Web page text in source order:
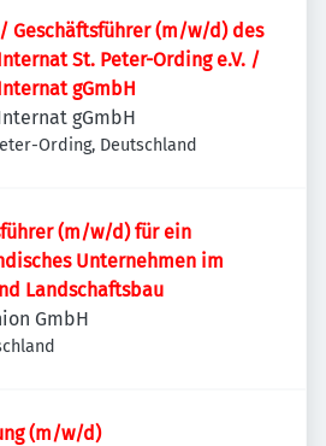
Geschäftsführer (m/w/d) des
St. Peter-Ording e.V. /
gGmbH
gGmbH
Ording, Deutschland
(m/w/d) für ein
Unternehmen im
Landschaftsbau
GmbH
(m/w/d)